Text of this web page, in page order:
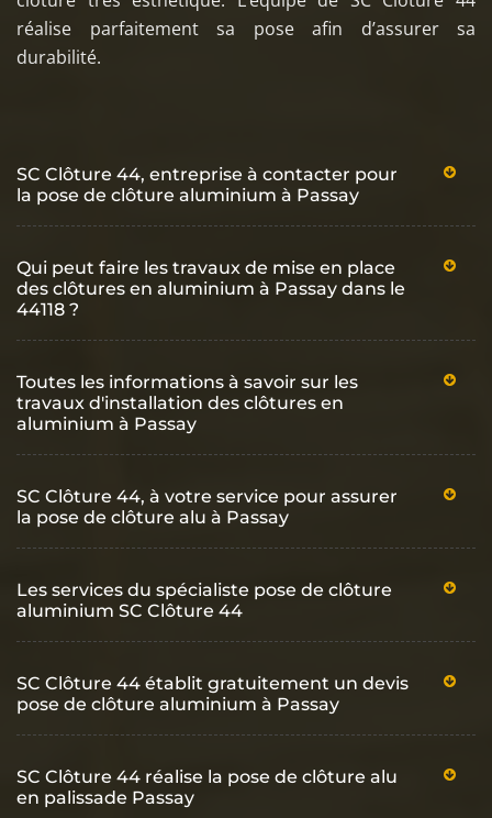
réalise parfaitement sa pose afin d’assurer sa
durabilité.
SC Clôture 44, entreprise à contacter pour
la pose de clôture aluminium à Passay
Qui peut faire les travaux de mise en place
des clôtures en aluminium à Passay dans le
44118 ?
Toutes les informations à savoir sur les
travaux d'installation des clôtures en
aluminium à Passay
SC Clôture 44, à votre service pour assurer
la pose de clôture alu à Passay
Les services du spécialiste pose de clôture
aluminium SC Clôture 44
SC Clôture 44 établit gratuitement un devis
pose de clôture aluminium à Passay
SC Clôture 44 réalise la pose de clôture alu
en palissade Passay